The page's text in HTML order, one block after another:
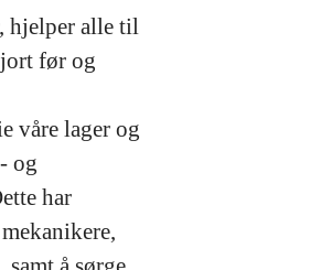
hjelper alle til
før og
våre lager og
og
har